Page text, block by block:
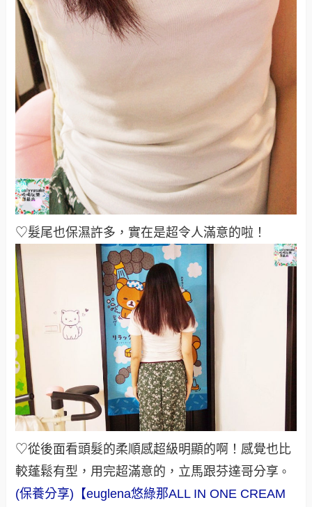
♡髮尾也保濕許多，實在是超令人滿意的啦！
♡從後面看頭髮的柔順感超級明顯的啊！感覺也比
較蓬鬆有型，用完超滿意的，立馬跟芬達哥分享 。
(保養分享)【euglena悠綠那ALL IN ONE CREAM